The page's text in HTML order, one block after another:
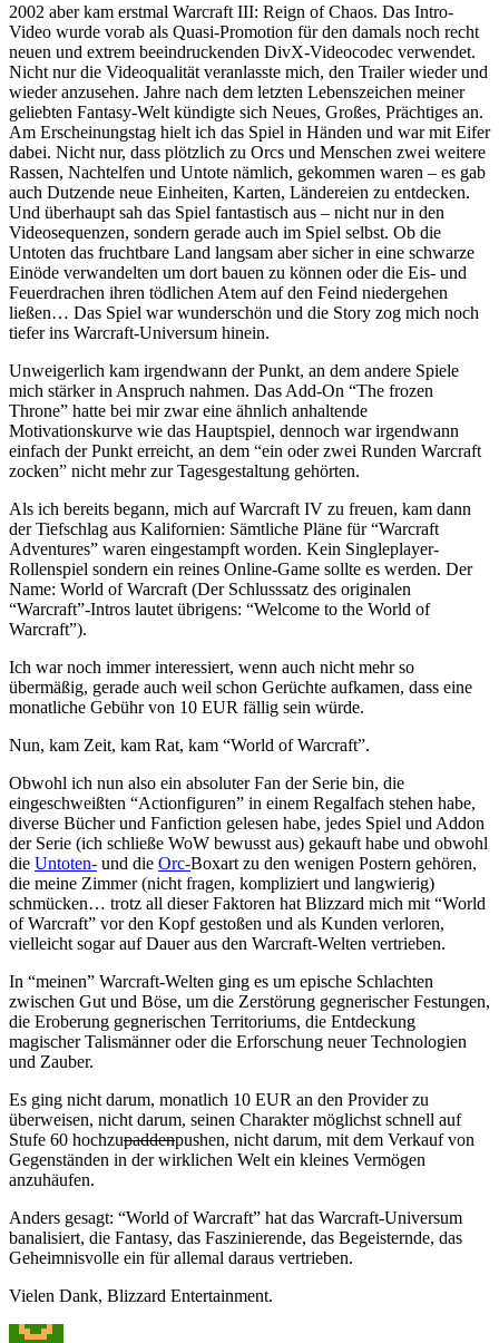
2002 aber kam erstmal Warcraft III: Reign of Chaos. Das Intro-
Video wurde vorab als Quasi-Promotion für den damals noch recht
neuen und extrem beeindruckenden DivX-Videocodec verwendet.
Nicht nur die Videoqualität veranlasste mich, den Trailer wieder und
wieder anzusehen. Jahre nach dem letzten Lebenszeichen meiner
geliebten Fantasy-Welt kündigte sich Neues, Großes, Prächtiges an.
Am Erscheinungstag hielt ich das Spiel in Händen und war mit Eifer
dabei. Nicht nur, dass plötzlich zu Orcs und Menschen zwei weitere
Rassen, Nachtelfen und Untote nämlich, gekommen waren – es gab
auch Dutzende neue Einheiten, Karten, Ländereien zu entdecken.
Und überhaupt sah das Spiel fantastisch aus – nicht nur in den
Videosequenzen, sondern gerade auch im Spiel selbst. Ob die
Untoten das fruchtbare Land langsam aber sicher in eine schwarze
Einöde verwandelten um dort bauen zu können oder die Eis- und
Feuerdrachen ihren tödlichen Atem auf den Feind niedergehen
ließen… Das Spiel war wunderschön und die Story zog mich noch
tiefer ins Warcraft-Universum hinein.
Unweigerlich kam irgendwann der Punkt, an dem andere Spiele
mich stärker in Anspruch nahmen. Das Add-On “The frozen
Throne” hatte bei mir zwar eine ähnlich anhaltende
Motivationskurve wie das Hauptspiel, dennoch war irgendwann
einfach der Punkt erreicht, an dem “ein oder zwei Runden Warcraft
zocken” nicht mehr zur Tagesgestaltung gehörten.
Als ich bereits begann, mich auf Warcraft IV zu freuen, kam dann
der Tiefschlag aus Kalifornien: Sämtliche Pläne für “Warcraft
Adventures” waren eingestampft worden. Kein Singleplayer-
Rollenspiel sondern ein reines Online-Game sollte es werden. Der
Name: World of Warcraft (Der Schlusssatz des originalen
“Warcraft”-Intros lautet übrigens: “Welcome to the World of
Warcraft”).
Ich war noch immer interessiert, wenn auch nicht mehr so
übermäßig, gerade auch weil schon Gerüchte aufkamen, dass eine
monatliche Gebühr von 10 EUR fällig sein würde.
Nun, kam Zeit, kam Rat, kam “World of Warcraft”.
Obwohl ich nun also ein absoluter Fan der Serie bin, die
eingeschweißten “Actionfiguren” in einem Regalfach stehen habe,
diverse Bücher und Fanfiction gelesen habe, jedes Spiel und Addon
der Serie (ich schließe WoW bewusst aus) gekauft habe und obwohl
die Untoten- und die Orc-Boxart zu den wenigen Postern gehören,
die meine Zimmer (nicht fragen, kompliziert und langwierig)
schmücken… trotz all dieser Faktoren hat Blizzard mich mit “World
of Warcraft” vor den Kopf gestoßen und als Kunden verloren,
vielleicht sogar auf Dauer aus den Warcraft-Welten vertrieben.
In “meinen” Warcraft-Welten ging es um epische Schlachten
zwischen Gut und Böse, um die Zerstörung gegnerischer Festungen,
die Eroberung gegnerischen Territoriums, die Entdeckung
magischer Talismänner oder die Erforschung neuer Technologien
und Zauber.
Es ging nicht darum, monatlich 10 EUR an den Provider zu
überweisen, nicht darum, seinen Charakter möglichst schnell auf
Stufe 60 hochzupaddenpushen, nicht darum, mit dem Verkauf von
Gegenständen in der wirklichen Welt ein kleines Vermögen
anzuhäufen.
Anders gesagt: “World of Warcraft” hat das Warcraft-Universum
banalisiert, die Fantasy, das Faszinierende, das Begeisternde, das
Geheimnisvolle ein für allemal daraus vertrieben.
Vielen Dank, Blizzard Entertainment.